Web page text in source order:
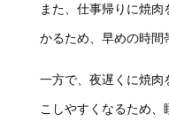
また、仕事帰りに焼
かるため、早めの時間
一方で、夜遅くに焼肉
こしやすくなるため、